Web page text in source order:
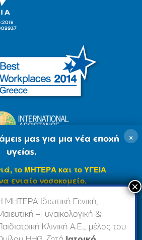
Α.Ε Όροι Χρήσης
ΜΗΤΕΡΑ Ιδιωτική Γενική,
–Γυναικολογική &
Κλινική Α.Ε., μέλος του
×
μας για μια νέα εποχή
υγείας.
το ΜΗΤΕΡΑ και το ΥΓΕΙΑ
ενιαίο νοσοκομείο.
σε φάση ανανέωσης
μήνες θα ενσωματωθεί
www.hygeia.gr), ώστε να σας
ολοκληρωμένη και ενιαία